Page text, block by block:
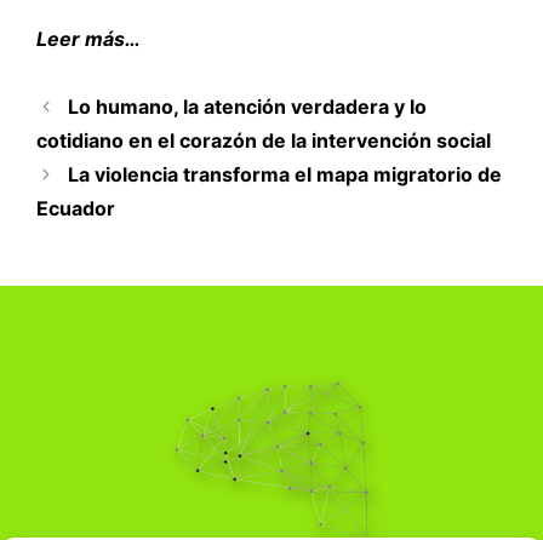
Leer más…
Lo humano, la atención verdadera y lo
cotidiano en el corazón de la intervención social
La violencia transforma el mapa migratorio de
Ecuador